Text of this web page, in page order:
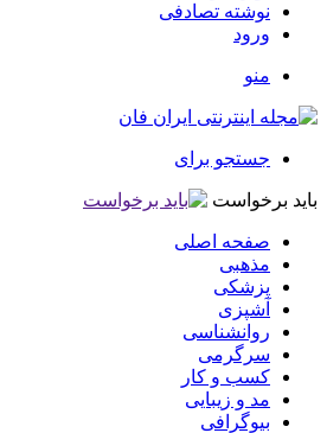
نوشته تصادفی
ورود
منو
جستجو برای
باید برخواست
صفحه اصلی
مذهبی
پزشکی
آشپزی
روانشناسی
سرگرمی
کسب و کار
مد و زیبایی
بیوگرافی